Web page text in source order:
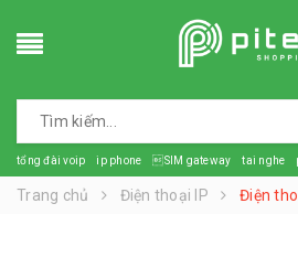
tổng đài voip ip phone SIM gateway tai nghe
Trang chủ Điện thoại IP Điện